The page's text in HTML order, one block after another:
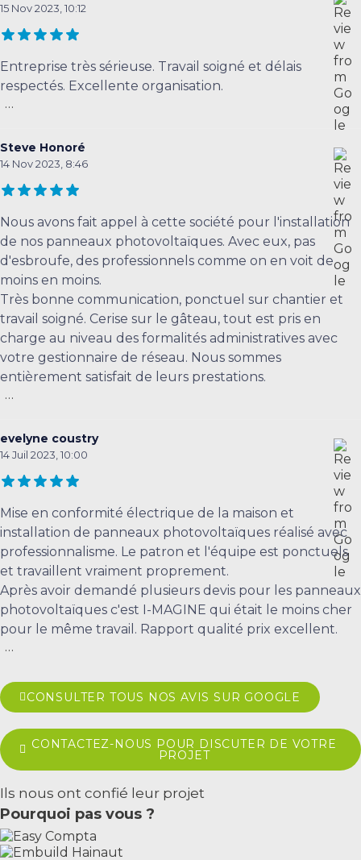
15 Nov 2023, 10:12
Entreprise très sérieuse. Travail soigné et délais
respectés. Excellente organisation.
...
Steve Honoré
14 Nov 2023, 8:46
Nous avons fait appel à cette société pour l'installation
de nos panneaux photovoltaïques. Avec eux, pas
d'esbroufe, des professionnels comme on en voit de
moins en moins.
Très bonne communication, ponctuel sur chantier et
travail soigné. Cerise sur le gâteau, tout est pris en
charge au niveau des formalités administratives avec
votre gestionnaire de réseau. Nous sommes
entièrement satisfait de leurs prestations.
...
evelyne coustry
14 Juil 2023, 10:00
Mise en conformité électrique de la maison et
installation de panneaux photovoltaïques réalisé avec
professionnalisme. Le patron et l'équipe est ponctuels
et travaillent vraiment proprement.
Après avoir demandé plusieurs devis pour les panneaux
photovoltaïques c'est I-MAGINE qui était le moins cher
pour le même travail. Rapport qualité prix excellent.
...
CONSULTER TOUS NOS AVIS SUR GOOGLE
CONTACTEZ-NOUS POUR DISCUTER DE VOTRE
PROJET
Ils nous ont confié leur projet
Pourquoi pas vous ?